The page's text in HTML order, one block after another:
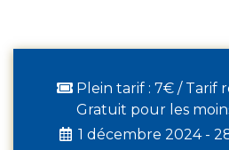
Plein tarif : 7€ / Tarif
Gratuit pour les
1 décembre 2024 -